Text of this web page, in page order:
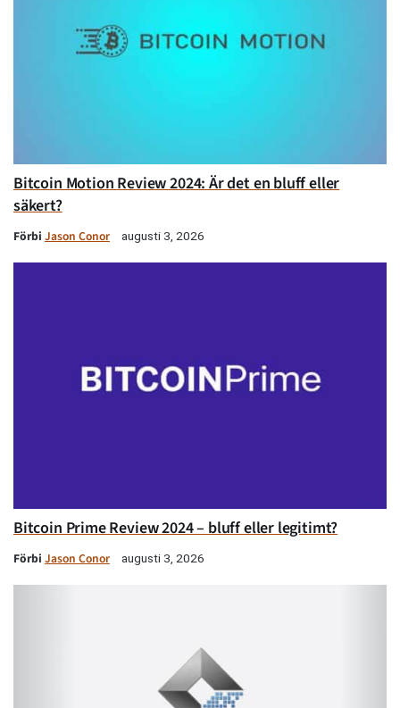
Bitcoin Motion Review 2024: Är det en bluff eller
säkert?
Förbi Jason Conor augusti 3, 2026
Bitcoin Prime Review 2024 – bluff eller legitimt?
Förbi Jason Conor augusti 3, 2026